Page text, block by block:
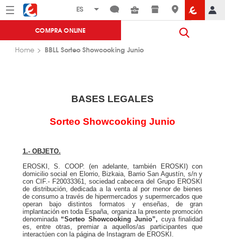
Menú Eroski
COMPRA ONLINE
Home BBLL Sorteo Showcooking Junio
BASES LEGALES
Sorteo Showcooking Junio
1.- OBJETO.
EROSKI, S. COOP. (en adelante, también EROSKI) con
domicilio social en Elorrio, Bizkaia, Barrio San Agustín, s/n y
con CIF.- F20033361, sociedad cabecera del Grupo EROSKI
de distribución, dedicada a la venta al por menor de bienes
de consumo a través de hipermercados y supermercados que
operan bajo distintos formatos y enseñas, de gran
implantación en toda España, organiza la presente promoción
denominada “Sorteo Showcooking Junio”, cuya finalidad
es, entre otras, premiar a aquellos/as participantes que
interactúen con la página de Instagram de EROSKI.